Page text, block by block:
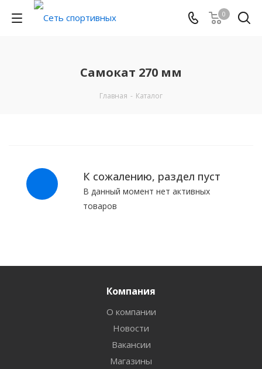
0
Самокат 270 мм
Главная - Каталог
К сожалению, раздел пуст
В данный момент нет активных
товаров
Компания
О компании
Новости
Вакансии
Магазины